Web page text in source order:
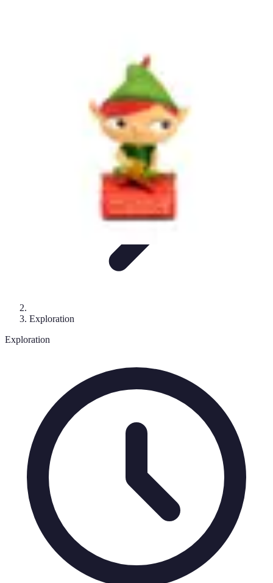
Exploration
Exploration